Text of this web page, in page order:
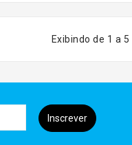
Exibindo de 1 a
Inscrever